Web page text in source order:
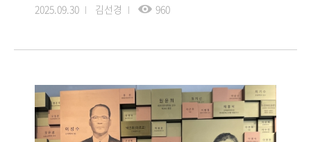
2025.09.30 김선경 960